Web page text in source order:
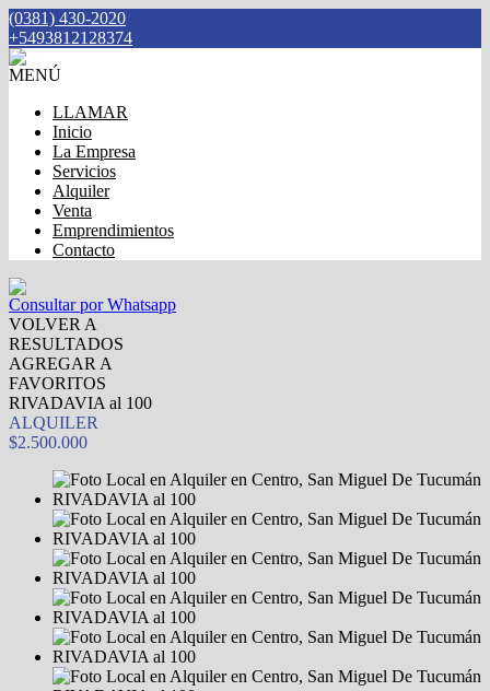
(0381) 430-2020
+5493812128374
MENÚ
LLAMAR
Inicio
La Empresa
Servicios
Alquiler
Venta
Emprendimientos
Contacto
Consultar por Whatsapp
VOLVER A
RESULTADOS
AGREGAR A
FAVORITOS
RIVADAVIA al 100
ALQUILER
$2.500.000